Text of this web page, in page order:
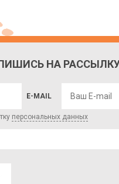
НА
E-MAIL
персональных данных